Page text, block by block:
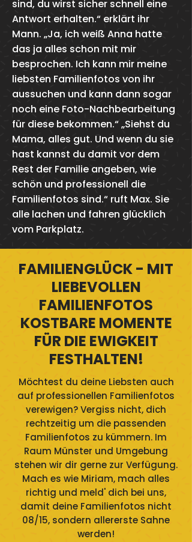
sind, du wirst sicher schnell eine
Antwort erhalten.“ erklärt ihr
Mann. „Ja, ich weiß Anna hatte
das ja alles schon mit mir
besprochen. Ich kann mir meine
liebsten Familienfotos von ihr
aussuchen und kann dann sogar
noch eine Foto-Nachbearbeitung
für diese bekommen.“ „Siehst du
Mama, alles gut. Und wenn du sie
hast kannst du damit vor dem
Rest der Familie angeben, wie
schön und professionell die
Familienfotos sind.“ ruft Max. Sie
alle lachen und fahren glücklich
vom Parkplatz.
FAMILIENGLÜCK - MIT
LIEBEVOLLEN
FAMILIENFOTOS
KOSTBARE MOMENTE
FÜR DIE EWIGKEIT
FESTHALTEN!
Möchtest du deine Liebsten auch
auf professionellen Familienfotos
verewigen? Vergiss nicht, dich
rechtzeitig um die passenden
Familienfotos zu kümmern. Im
Raum Münster und Umgebung
stehen wir dir gerne zur Verfügung.
Mach es wie Miriam, mach alles
richtig und meld' dich bei uns,
damit deine Familienfotos nicht
08/15, sondern allererste Sahne
werden!